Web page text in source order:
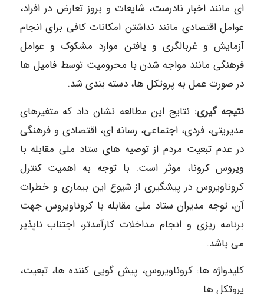
ای مانند اخبار نادرست، شایعات و بروز تعارض در افراد،
عوامل اقتصادی مانند نداشتن امکانات کافی برای انجام
آزمایش و غربالگری و یافتن موارد مشکوک و عوامل
فرهنگی مانند مواجه شدن با محرومیت توسط فامیل ها
در صورت عمل به پروتکل ها، دسته بندی شد.
نتیجه گیری: نتایج این مطالعه نشان داد که متغیرهای
مدیریتی، فردی، اجتماعی، رسانه‌ ای، اقتصادی و فرهنگی
در عدم تبعیت مردم از توصیه های ستاد ملی مقابله با
ویروس کرونا، موثر است. با توجه به اهمیت کنترل
کروناویروس در پیشگیری از شیوع این بیماری و خطرات
آن، توجه مدیران ستاد ملی مقابله با کروناویروس جهت
برنامه ریزی و انجام مداخلات کارآمدتر، اجتناب ناپذیر
می باشد.
كلیدواژه‌ ها: کروناویروس، پیش گویی کننده ها، تبعیت،
پروتکل ها